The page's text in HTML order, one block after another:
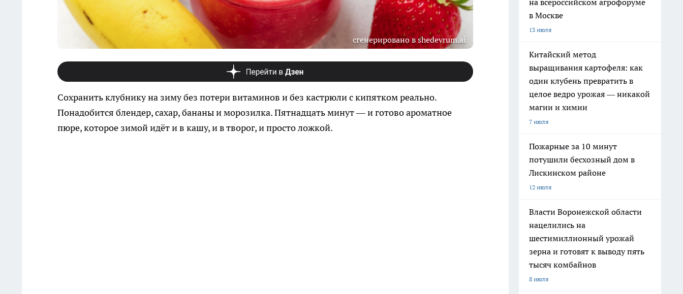
сгенерировано в shedevrum.ai
Сохранить клубнику на зиму без потери витаминов и без кастрюли с кипятком реально.
Понадобится блендер, сахар, бананы и морозилка. Пятнадцать минут — и готово ароматное
пюре, которое зимой идёт и в кашу, и в творог, и просто ложкой.
на всероссийском агрофоруме
в Москве
13 июля
Китайский метод
выращивания картофеля: как
один клубень превратить в
целое ведро урожая — никакой
магии и химии
7 июля
Пожарные за 10 минут
потушили бесхозный дом в
Лискинском районе
12 июля
Власти Воронежской области
нацелились на
шестимиллионный урожай
зерна и готовят к выводу пять
тысяч комбайнов
8 июля